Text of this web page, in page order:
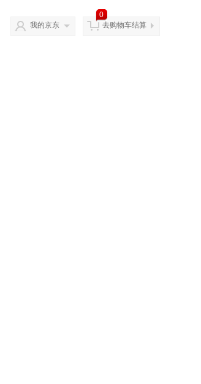
我的京东
0
去购物车结算